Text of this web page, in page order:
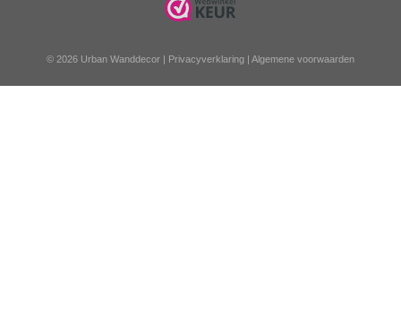
© 2026 Urban Wanddecor | Privacyverklaring | Algemene voorwaarden